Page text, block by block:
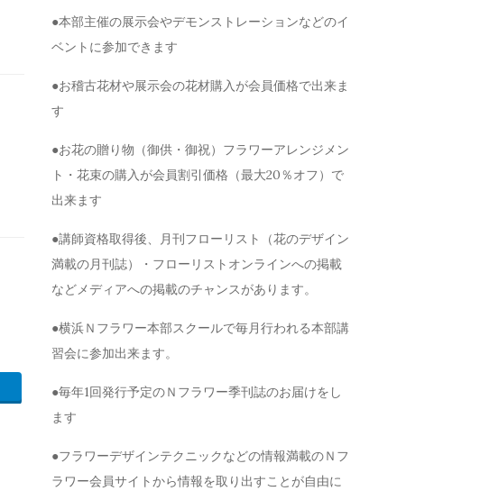
●本部主催の展示会やデモンストレーションなどのイ
ベントに参加できます
●お稽古花材や展示会の花材購入が会員価格で出来ま
す
●お花の贈り物（御供・御祝）フラワーアレンジメン
ト・花束の購入が会員割引価格（最大20％オフ）で
出来ます
●講師資格取得後、月刊フローリスト（花のデザイン
満載の月刊誌）・フローリストオンラインへの掲載
などメディアへの掲載のチャンスがあります。
●横浜Ｎフラワー本部スクールで毎月行われる本部講
習会に参加出来ます。
●毎年1回発行予定のＮフラワー季刊誌のお届けをし
ます
●フラワーデザインテクニックなどの情報満載のＮフ
ラワー会員サイトから情報を取り出すことが自由に